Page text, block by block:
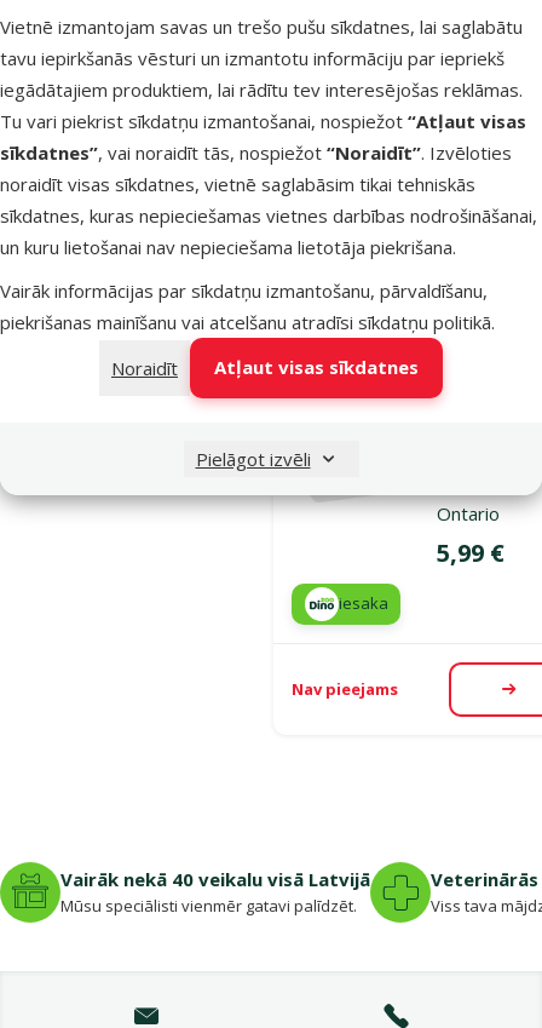
Vietnē izmantojam savas un trešo pušu sīkdatnes, lai saglabātu
tavu iepirkšanās vēsturi un izmantotu informāciju par iepriekš
iegādātajiem produktiem, lai rādītu tev interesējošas reklāmas.
Tu vari piekrist sīkdatņu izmantošanai, nospiežot “Atļaut visas
sīkdatnes”, vai noraidīt tās, nospiežot “Noraidīt”. Izvēloties
noraidīt visas sīkdatnes, vietnē saglabāsim tikai tehniskās
sīkdatnes, kuras nepieciešamas vietnes darbības nodrošināšanai,
un kuru lietošanai nav nepieciešama lietotāja piekrišana.
Vairāk informācijas par sīkdatņu izmantošanu, pārvaldīšanu,
piekrišanas mainīšanu vai atcelšanu atradīsi sīkdatņu politikā.
Noraidīt
Atļaut visas sīkdatnes
Pielāgot izvēli
Apakškategorija
Preces suņiem
Preces kaķiem
Preces grauzējiem
Parametriskais filtrs
1
Atlasītie filtri
Plastmasa
Zīmola produkti Ontario
konteiners –
Ontario
Atsauksmes
Cena
5,99 €
iesaka
Nav pieejams
Vairāk nekā 40 veikalu visā Latvijā
Mūsu speciālisti vienmēr gatavi palīdzēt. Viss tava